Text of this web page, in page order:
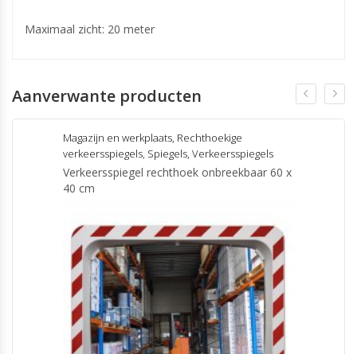
Maximaal zicht: 20 meter
Aanverwante producten
Magazijn en werkplaats, Rechthoekige
verkeersspiegels, Spiegels, Verkeersspiegels
Verkeersspiegel rechthoek onbreekbaar 60 x
40 cm